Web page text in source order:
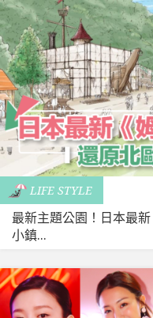
LIFE STYLE
最新主題公園！日本最
小鎮...